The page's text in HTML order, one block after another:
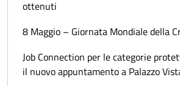
ottenuti
8 Maggio – Giornata Mondiale della
Job Connection per le categorie
il nuovo appuntamento a Palazzo